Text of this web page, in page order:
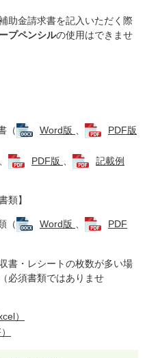
助金請求書を記入いただく際
プペンシルの使用はできませ
（ Word版
PDF版
PDF版
記載例
類】
（ Word版
PDF
書・レシートの枚数が多い場
必須書類ではありませ
）